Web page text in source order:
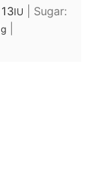
13IU
Sugar:
g